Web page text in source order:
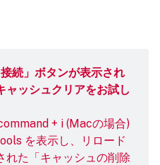
続」ボタンが表示され
ャッシュクリアをお試し
+ i (Macの場合)
を表示し、リロード
れた「キャッシュの削除